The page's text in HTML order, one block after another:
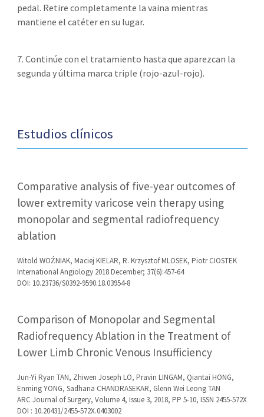
pedal. Retire completamente la vaina mientras
mantiene el catéter en su lugar.
7. Continúe con el tratamiento hasta que aparezcan la
segunda y última marca triple (rojo-azul-rojo).
Estudios clínicos
Comparative analysis of five-year outcomes of
lower extremity varicose vein therapy using
monopolar and segmental radiofrequency
ablation
Witold WOŹNIAK, Maciej KIELAR, R. Krzysztof MLOSEK, Piotr CIOSTEK
International Angiology 2018 December; 37(6):457-64
DOI: 10.23736/S0392-9590.18.03954-8
Comparison of Monopolar and Segmental
Radiofrequency Ablation in the Treatment of
Lower Limb Chronic Venous Insufficiency
Jun-Yi Ryan TAN, Zhiwen Joseph LO, Pravin LINGAM, Qiantai HONG,
Enming YONG, Sadhana CHANDRASEKAR, Glenn Wei Leong TAN
ARC Journal of Surgery, Volume 4, Issue 3, 2018, PP 5-10, ISSN 2455-572X
DOI : 10.20431/2455-572X.0403002